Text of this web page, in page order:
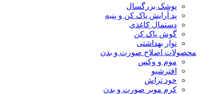
پوشک بزرگسال
پد آرایش پاک کن و پنبه
دستمال کاغذی
گوش پاک کن
نوار بهداشتی
محصولات اصلاح صورت و بدن
موم و وکس
افترشیو
خود تراش
کرم موبر صورت و بدن